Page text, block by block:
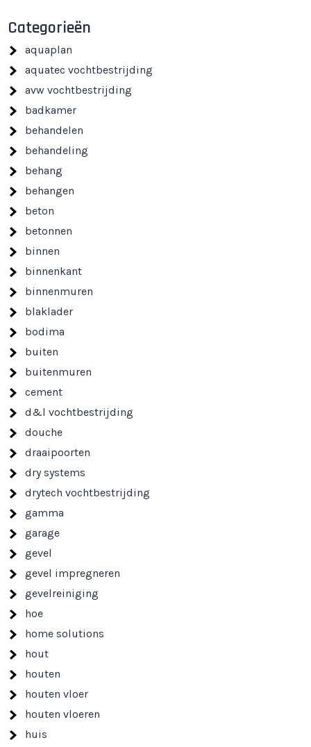
Categorieën
aquaplan
aquatec vochtbestrijding
avw vochtbestrijding
badkamer
behandelen
behandeling
behang
behangen
beton
betonnen
binnen
binnenkant
binnenmuren
blaklader
bodima
buiten
buitenmuren
cement
d&l vochtbestrijding
douche
draaipoorten
dry systems
drytech vochtbestrijding
gamma
garage
gevel
gevel impregneren
gevelreiniging
hoe
home solutions
hout
houten
houten vloer
houten vloeren
huis